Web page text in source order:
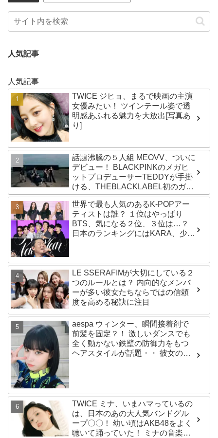
人気記事
人気記事
TWICE ジヒョ、まるで映画の主演
女優みたい！ ツインテール姿で透
明感あふれる魅力を大放出[写真あ
り]
話題沸騰の５人組 MEOVV、ついに
デビュー！ BLACKPINKのメガヒ
ットプロデューサーTEDDYが手掛
ける、THEBLACKLABEL初のガー
ルズグループ！ デビューシングル
「MEOW」をリリース
世界で最も人気のあるK-POPアー
ティストは誰？ １位はやっぱり
BTS、気になる２位、３位は…？
日本のランキングにはKARA、少女
LE SSERAFIMが大切にしている２
つのルールとは？ 内向的なメンバ
ーが多い彼女たちならではの信頼
度を高める秘訣に注目
aespa ウィンター、瞬間接着剤で
前髪を固定？！ 激しいダンスでも
全く動かない鉄壁の防御力をもつ
ヘアスタイルが話題・・ 彼女の美
TWICE ミナ、いまハマっているの
は、日本のあの大人気バンドグル
ープ〇〇！ 幼い頃はAKB48をよく
聴いて踊っていた！ ミナの音楽の